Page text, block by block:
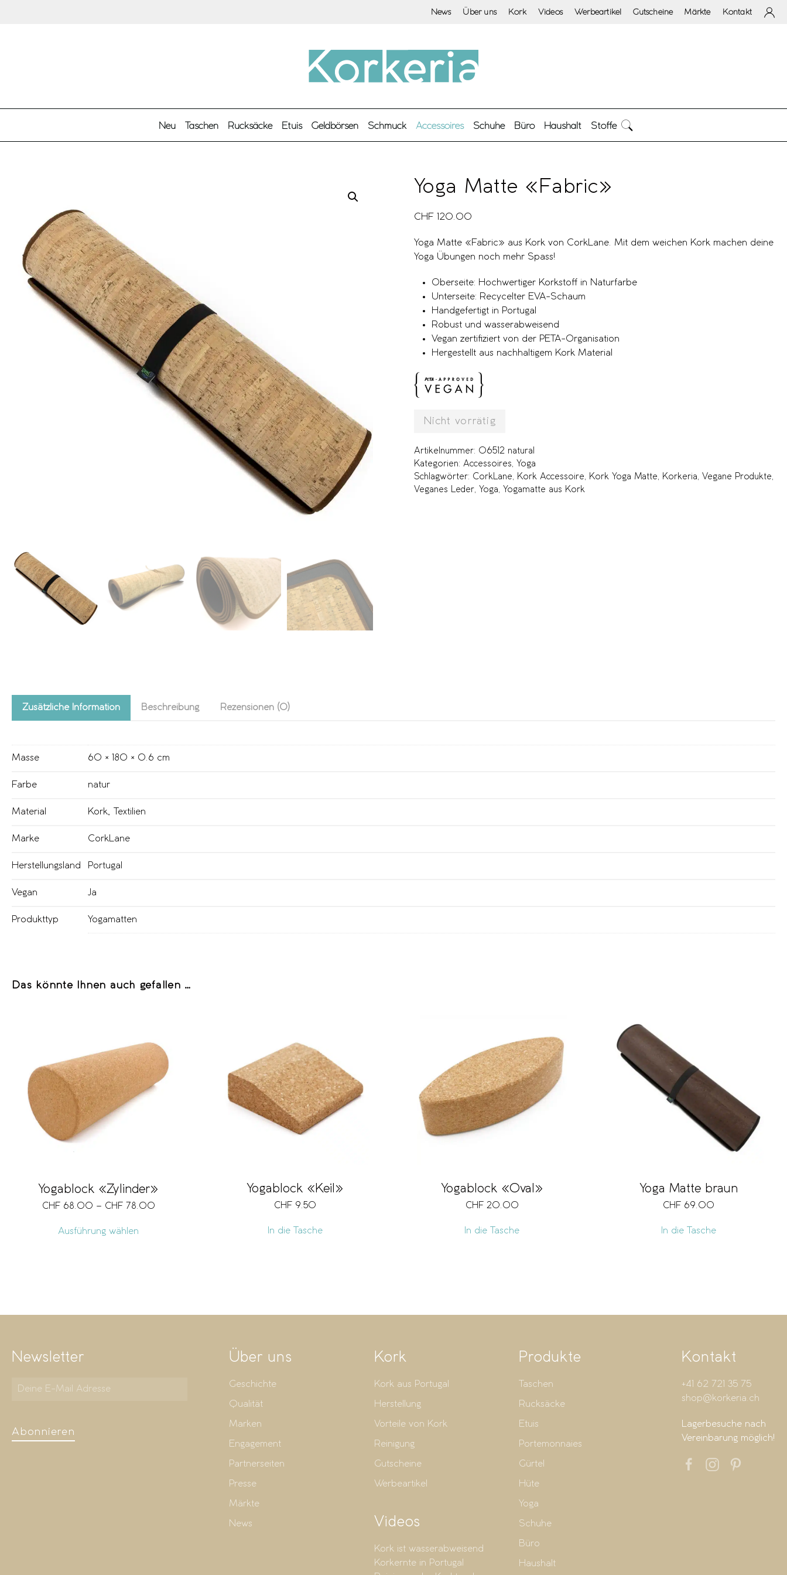
News Über uns Kork Videos Werbeartikel Gutscheine Märkte Kontakt
Neu Taschen Rucksäcke Etuis Geldbörsen Schmuck Accessoires Schuhe Büro Haushalt Stoffe
Yoga Matte «Fabric»
CHF 120.00
Yoga Matte «Fabric» aus Kork von CorkLane. Mit dem weichen Kork machen deine
Yoga Übungen noch mehr Spass!
Oberseite: Hochwertiger Korkstoff in Naturfarbe
Unterseite: Recycelter EVA-Schaum
Handgefertigt in Portugal
Robust und wasserabweisend
Vegan zertifiziert von der PETA-Organisation
Hergestellt aus nachhaltigem Kork Material
Nicht vorrätig
Artikelnummer: 06512 natural
Kategorien: Accessoires, Yoga
Schlagwörter: CorkLane, Kork Accessoire, Kork Yoga Matte, Korkeria, Vegane Produkte,
Veganes Leder, Yoga, Yogamatte aus Kork
Zusätzliche Information Beschreibung Rezensionen (0)
Masse 60 × 180 × 0.6 cm
Farbe natur
Material Kork, Textilien
Marke CorkLane
Herstellungsland Portugal
Vegan Ja
Produkttyp Yogamatten
Das könnte Ihnen auch gefallen …
Yogablock «Zylinder»
CHF 68.00 – CHF 78.00
Ausführung wählen
Yogablock «Keil»
CHF 9.50
In die Tasche
Yogablock «Oval»
CHF 20.00
In die Tasche
Yoga Matte braun
CHF 69.00
In die Tasche
Newsletter
Abonnieren
Über uns
Geschichte
Qualität
Marken
Engagement
Partnerseiten
Presse
Märkte
News
Kork
Kork aus Portugal
Herstellung
Vorteile von Kork
Reinigung
Gutscheine
Werbeartikel
Videos
Kork ist wasserabweisend
Korkernte in Portugal
Produkte
Taschen
Rucksäcke
Etuis
Portemonnaies
Gürtel
Hüte
Yoga
Schuhe
Büro
Haushalt
Kontakt
+41 62 721 35 75
shop@korkeria.ch
Lagerbesuche nach
Vereinbarung möglich!